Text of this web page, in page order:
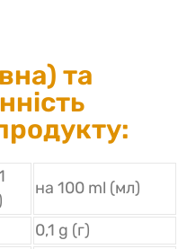
та
на 100 ml (мл)
0,1 g (г)